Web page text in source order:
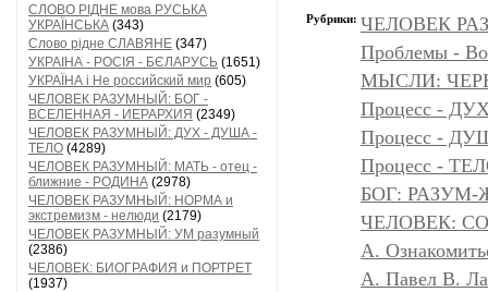
СЛОВО РІДНЕ мова РУСЬКА
УКРАЇНСЬКА (343)
Слово рідне СЛАВЯНЕ (347)
УКРАІНА - РОСІЯ - БЄЛАРУСЬ (1651)
УКРАЇНА і Не российский мир (605)
ЧЕЛОВЕК РАЗУМНЫЙ: БОГ -
ВСЕЛЕННАЯ - ИЕРАРХИЯ (2349)
ЧЕЛОВЕК РАЗУМНЫЙ: ДУХ - ДУША -
ТЕЛО (4289)
ЧЕЛОВЕК РАЗУМНЫЙ: МАТЬ - отец -
ближние - РОДИНА (2978)
ЧЕЛОВЕК РАЗУМНЫЙ: НОРМА и
экстремизм - нелюди (2179)
ЧЕЛОВЕК РАЗУМНЫЙ: УМ разумный
(2386)
ЧЕЛОВЕК: БИОГРАФИЯ и ПОРТРЕТ
(1937)
Рубрики: ЧЕЛОВЕК
Проблемы -
МЫСЛИ:
Процесс -
Процесс -
Процесс -
БОГ:
ЧЕЛОВЕК:
А.
А. Павел В.